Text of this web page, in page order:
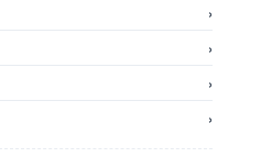
›
›
›
›